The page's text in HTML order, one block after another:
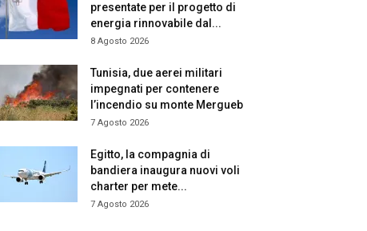
presentate per il progetto di
energia rinnovabile dal...
8 Agosto 2026
Tunisia, due aerei militari
impegnati per contenere
l’incendio su monte Mergueb
7 Agosto 2026
Egitto, la compagnia di
bandiera inaugura nuovi voli
charter per mete...
7 Agosto 2026